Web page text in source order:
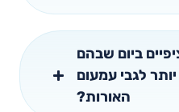
ביום שבהם
לגבי עמעום
האורות?